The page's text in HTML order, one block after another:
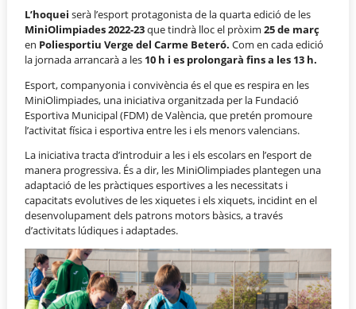
L’hoquei serà l’esport protagonista de la quarta edició de les
MiniOlimpiades 2022-23que tindrà lloc el pròxim25 de març
en Poliesportiu Verge del Carme Beteró. Com en cada edició
la jornada arrancarà a les 10 h i es prolongarà fins a les 13 h.
Esport, companyonia i convivència és el que es respira en les
MiniOlimpiades, una iniciativa organitzada per la Fundació
Esportiva Municipal (FDM) de València, que pretén promoure
l’activitat física i esportiva entre les i els menors valencians.
La iniciativa tracta d’introduir a les i els escolars en l’esport de
manera progressiva. És a dir, les MiniOlimpiades plantegen una
adaptació de les pràctiques esportives a les necessitats i
capacitats evolutives de les xiquetes i els xiquets, incidint en el
desenvolupament dels patrons motors bàsics, a través
d’activitats lúdiques i adaptades.